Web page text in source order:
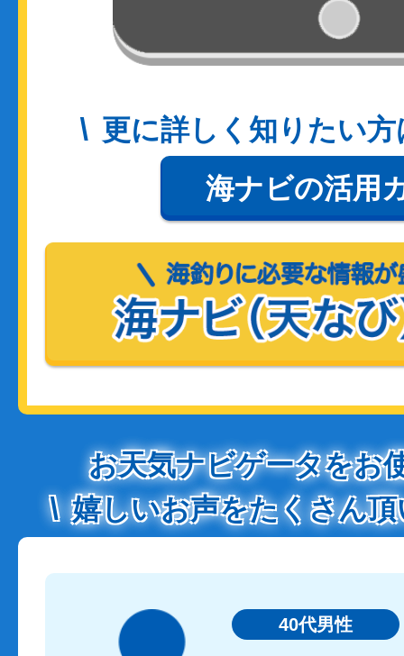
更に詳しく知りたい
海ナビの活用
お天気ナビゲータをお
嬉しいお声をたくさん
40代男性